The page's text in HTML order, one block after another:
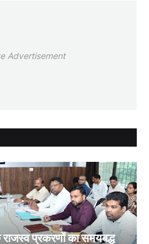
Advertisement
प्रकरणों का समयबद्ध